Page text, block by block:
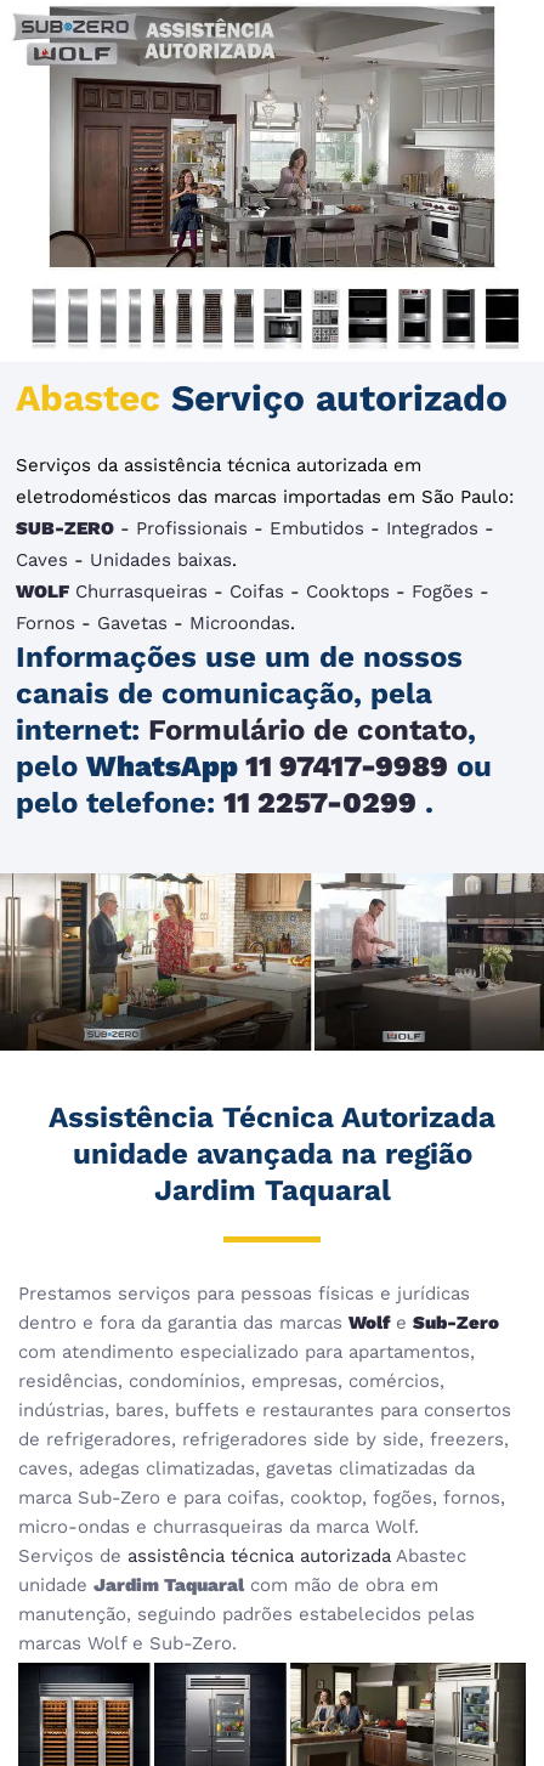
Abastec Serviço autorizado
Serviços da assistência técnica autorizada em
eletrodomésticos das marcas importadas em São Paulo:
SUB-ZERO - Profissionais - Embutidos - Integrados -
Caves - Unidades baixas.
WOLF Churrasqueiras - Coifas - Cooktops - Fogões -
Fornos - Gavetas - Microondas.
Informações use um de nossos
canais de comunicação, pela
internet: Formulário de contato,
peloWhatsApp 11 97417-9989 ou
pelo telefone:11 2257-0299 .
Assistência Técnica Autorizada
unidade avançada na região
Jardim Taquaral
Prestamos serviços para pessoas físicas e jurídicas
dentro e fora da garantia das marcas Wolfe Sub-Zero
com atendimento especializado para apartamentos,
residências, condomínios, empresas, comércios,
indústrias, bares, buffets e restaurantes para consertos
de refrigeradores, refrigeradores side by side, freezers,
caves, adegas climatizadas, gavetas climatizadas da
marca Sub-Zero e para coifas, cooktop, fogões, fornos,
micro-ondas e churrasqueiras da marca Wolf.
Serviços de assistência técnica autorizada Abastec
unidade Jardim Taquaral com mão de obra em
manutenção, seguindo padrões estabelecidos pelas
marcas Wolf e Sub-Zero.